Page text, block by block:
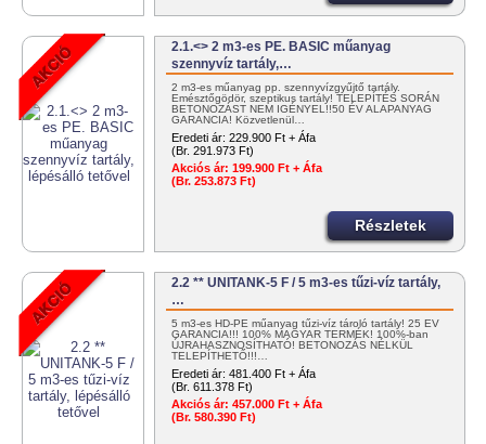
2.1.<> 2 m3-es PE. BASIC műanyag
szennyvíz tartály,…
2 m3-es műanyag pp. szennyvízgyűjtő tartály.
Emésztőgödör, szeptikus tartály! TELEPÍTÉS SORÁN
BETONOZÁST NEM IGÉNYEL!!50 ÉV ALAPANYAG
GARANCIA! Közvetlenül…
Eredeti ár: 229.900 Ft + Áfa
(Br. 291.973 Ft)
Akciós ár: 199.900 Ft + Áfa
(Br. 253.873 Ft)
Részletek
2.2 ** UNITANK-5 F / 5 m3-es tűzi-víz tartály,
…
5 m3-es HD-PE műanyag tűzi-víz tároló tartály! 25 ÉV
GARANCIA!!! 100% MAGYAR TERMÉK! 100%-ban
ÚJRAHASZNOSÍTHATÓ! BETONOZÁS NÉLKÜL
TELEPÍTHETŐ!!!…
Eredeti ár: 481.400 Ft + Áfa
(Br. 611.378 Ft)
Akciós ár: 457.000 Ft + Áfa
(Br. 580.390 Ft)